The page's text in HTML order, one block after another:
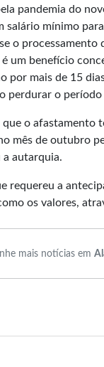
pandemia do
salário mínimo
o
um benefício
mais de 15
perdurar o
o afastamento
mês de outubro
a autarquia.
requereu a
os valores,
mais notícias em